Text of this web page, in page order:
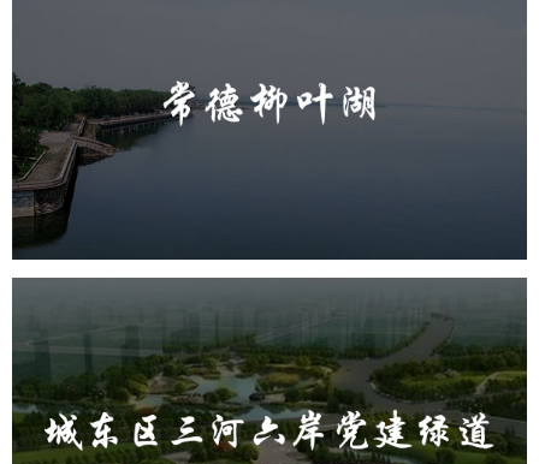
旅游休闲
城东区三河六岸党建绿道